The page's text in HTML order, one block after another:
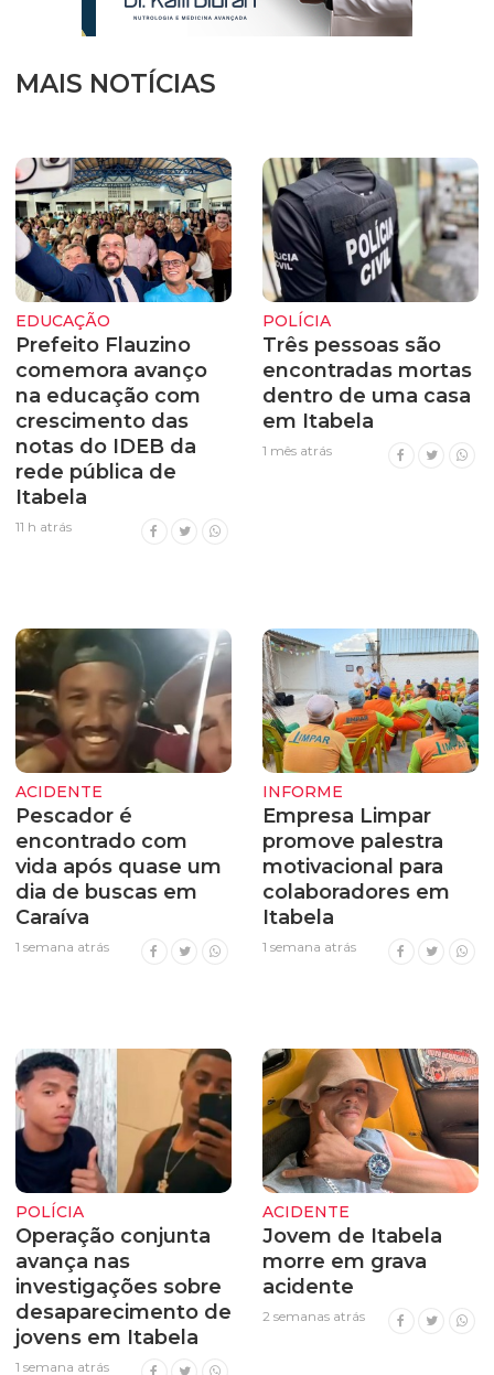
MAIS NOTÍCIAS
EDUCAÇÃO
Prefeito Flauzino
comemora avanço
na educação com
crescimento das
notas do IDEB da
rede pública de
Itabela
11 h atrás
POLÍCIA
Três pessoas são
encontradas mortas
dentro de uma casa
em Itabela
1 mês atrás
ACIDENTE
Pescador é
encontrado com
vida após quase um
dia de buscas em
Caraíva
1 semana atrás
INFORME
Empresa Limpar
promove palestra
motivacional para
colaboradores em
Itabela
1 semana atrás
POLÍCIA
Operação conjunta
avança nas
investigações sobre
desaparecimento de
jovens em Itabela
1 semana atrás
ACIDENTE
Jovem de Itabela
morre em grava
acidente
2 semanas atrás